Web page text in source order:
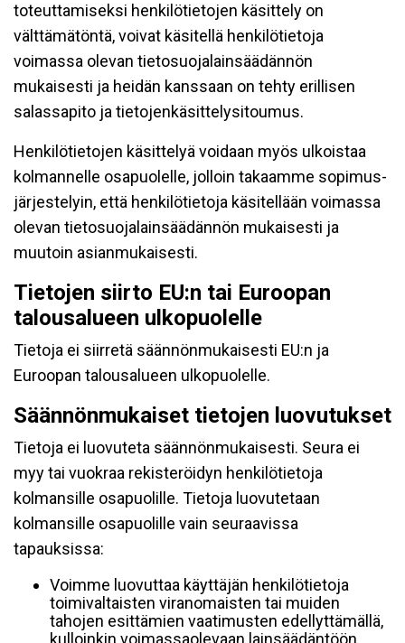
toteuttamiseksi henkilötietojen käsittely on
välttämätöntä, voivat käsitellä henkilötietoja
voimassa olevan tietosuojalainsäädännön
mukaisesti ja heidän kanssaan on tehty erillisen
salassapito ja tietojenkäsittelysitoumus.
Henkilötietojen käsittelyä voidaan myös ulkoistaa
kolmannelle osapuolelle, jolloin takaamme sopimus-
järjestelyin, että henkilötietoja käsitellään voimassa
olevan tietosuojalainsäädännön mukaisesti ja
muutoin asianmukaisesti.
Tietojen siirto EU:n tai Euroopan
talousalueen ulkopuolelle
Tietoja ei siirretä säännönmukaisesti EU:n ja
Euroopan talousalueen ulkopuolelle.
Säännönmukaiset tietojen luovutukset
Tietoja ei luovuteta säännönmukaisesti. Seura ei
myy tai vuokraa rekisteröidyn henkilötietoja
kolmansille osapuolille. Tietoja luovutetaan
kolmansille osapuolille vain seuraavissa
tapauksissa:
Voimme luovuttaa käyttäjän henkilötietoja
toimivaltaisten viranomaisten tai muiden
tahojen esittämien vaatimusten edellyttämällä,
kulloinkin voimassaolevaan lainsäädäntöön